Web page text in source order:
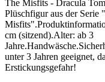
The Misfits - Dracula
Plüschfigur aus der Serie
cm (sitzend).Alter: ab 3
unter 3 Jahren geeignet,
Erstickungsgefahr!